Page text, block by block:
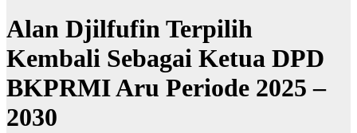
Alan Djilfufin Terpilih
Kembali Sebagai Ketua DPD
BKPRMI Aru Periode 2025 –
2030